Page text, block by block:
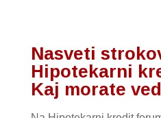
Nasveti
Hipotekarni
Kaj morate